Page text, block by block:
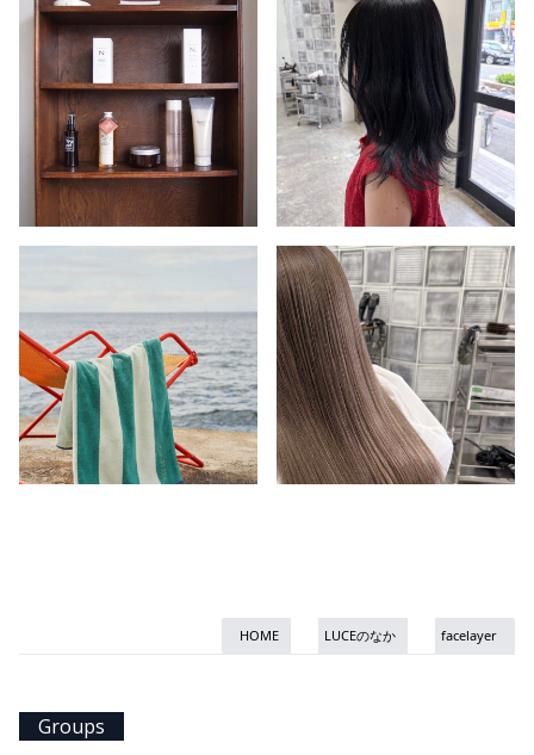
HOME LUCEのなか facelayer
Groups